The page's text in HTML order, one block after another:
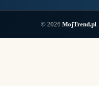
© 2026 MojTrend.pl